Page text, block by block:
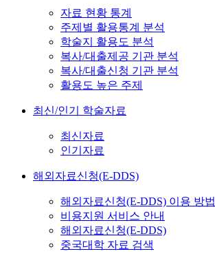
자료 현황 통계
주제별 활용통계 분석
학술지 활용도 분석
복사/대출제공 기관 분석
복사/대출신청 기관 분석
활용도 높은 주제
최신/인기 학술자료
최신자료
인기자료
해외자료신청(E-DDS)
해외자료신청(E-DDS) 이용 방법
비용지원 서비스 안내
해외자료신청(E-DDS)
중국대학 자료 검색